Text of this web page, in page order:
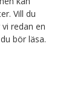
Vill du
redan en
bör läsa.